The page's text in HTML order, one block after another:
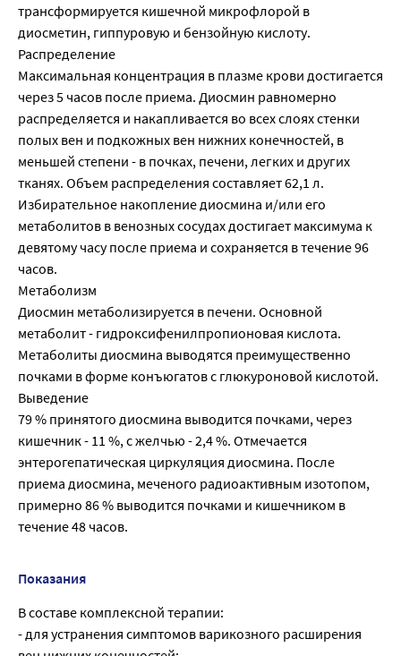
трансформируется кишечной микрофлорой в
диосметин, гиппуровую и бензойную кислоту.
Распределение
Максимальная концентрация в плазме крови достигается
через 5 часов после приема. Диосмин равномерно
распределяется и накапливается во всех слоях стенки
полых вен и подкожных вен нижних конечностей, в
меньшей степени - в почках, печени, легких и других
тканях. Объем распределения составляет 62,1 л.
Избирательное накопление диосмина и/или его
метаболитов в венозных сосудах достигает максимума к
девятому часу после приема и сохраняется в течение 96
часов.
Метаболизм
Диосмин метаболизируется в печени. Основной
метаболит - гидроксифенилпропионовая кислота.
Метаболиты диосмина выводятся преимущественно
почками в форме конъюгатов с глюкуроновой кислотой.
Выведение
79 % принятого диосмина выводится почками, через
кишечник - 11 %, с желчью - 2,4 %. Отмечается
энтерогепатическая циркуляция диосмина. После
приема диосмина, меченого радиоактивным изотопом,
примерно 86 % выводится почками и кишечником в
течение 48 часов.
Показания
В составе комплексной терапии:
- для устранения симптомов варикозного расширения